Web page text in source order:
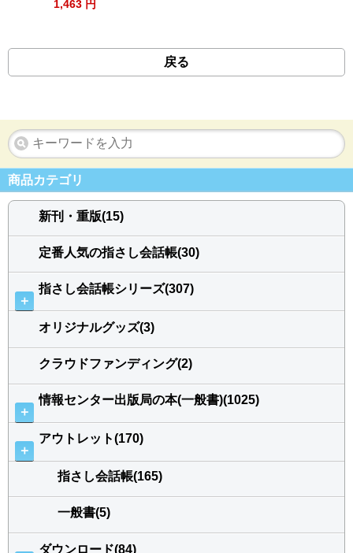
1,463 円
戻る
商品カテゴリ
新刊・重版(15)
定番人気の指さし会話帳(30)
＋
指さし会話帳シリーズ(307)
オリジナルグッズ(3)
クラウドファンディング(2)
＋
情報センター出版局の本(一般書)(1025)
＋
アウトレット(170)
指さし会話帳(165)
一般書(5)
ダウンロード(84)